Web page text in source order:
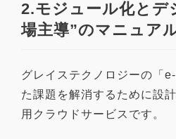
2.モジュール化とデ
場主導”のマニュア
グレイステクノロジーの「
た課題を解消するために設
用クラウドサービスです。